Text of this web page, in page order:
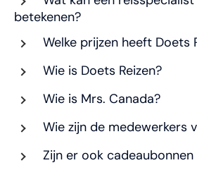
betekenen?
Welke prijzen heeft Doets
Wie is Doets Reizen?
Wie is Mrs. Canada?
Wie zijn de medewerkers
Zijn er ook